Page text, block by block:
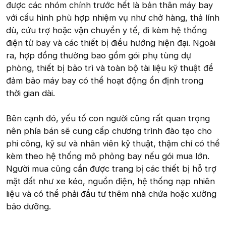
được các nhóm chính trước hết là bản thân máy bay
với cấu hình phù hợp nhiệm vụ như chở hàng, thả lính
dù, cứu trợ hoặc vận chuyển y tế, đi kèm hệ thống
điện tử bay và các thiết bị điều hướng hiện đại. Ngoài
ra, hợp đồng thường bao gồm gói phụ tùng dự
phòng, thiết bị bảo trì và toàn bộ tài liệu kỹ thuật để
đảm bảo máy bay có thể hoạt động ổn định trong
thời gian dài.
Bên cạnh đó, yếu tố con người cũng rất quan trọng
nên phía bán sẽ cung cấp chương trình đào tạo cho
phi công, kỹ sư và nhân viên kỹ thuật, thậm chí có thể
kèm theo hệ thống mô phỏng bay nếu gói mua lớn.
Người mua cũng cần được trang bị các thiết bị hỗ trợ
mặt đất như xe kéo, nguồn điện, hệ thống nạp nhiên
liệu và có thể phải đầu tư thêm nhà chứa hoặc xưởng
bảo dưỡng.